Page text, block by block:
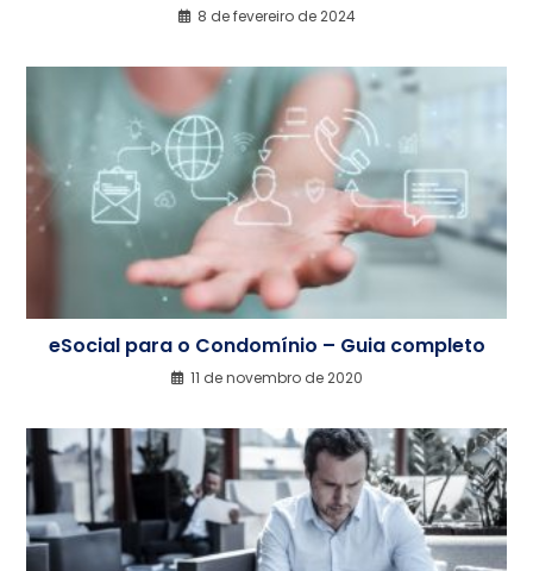
8 de fevereiro de 2024
eSocial para o Condomínio – Guia completo
11 de novembro de 2020